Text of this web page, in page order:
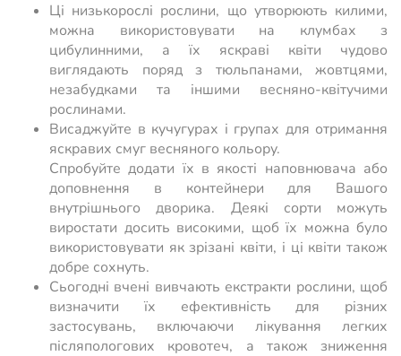
Ці низькорослі рослини, що утворюють килими,
можна використовувати на клумбах з
цибулинними, а їх яскраві квіти чудово
виглядають поряд з тюльпанами, жовтцями,
незабудками та іншими весняно-квітучими
рослинами.
Висаджуйте в кучугурах і групах для отримання
яскравих смуг весняного кольору.
Спробуйте додати їх в якості наповнювача або
доповнення в контейнери для Вашого
внутрішнього дворика. Деякі сорти можуть
виростати досить високими, щоб їх можна було
використовувати як зрізані квіти, і ці квіти також
добре сохнуть.
Сьогодні вчені вивчають екстракти рослини, щоб
визначити їх ефективність для різних
застосувань, включаючи лікування легких
післяпологових кровотеч, а також зниження